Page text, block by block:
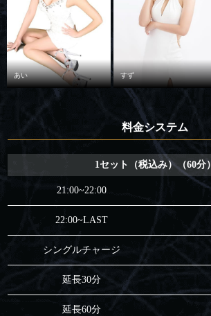
あい すず
料金システム
1セット（税込み）（60分）
21:00~22:00
22:00~LAST
シングルチャージ
延長30分
延長60分